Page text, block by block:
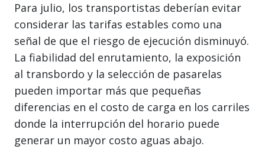
Para julio, los transportistas deberían evitar
considerar las tarifas estables como una
señal de que el riesgo de ejecución disminuyó.
La fiabilidad del enrutamiento, la exposición
al transbordo y la selección de pasarelas
pueden importar más que pequeñas
diferencias en el costo de carga en los carriles
donde la interrupción del horario puede
generar un mayor costo aguas abajo.